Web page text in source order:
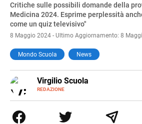
Critiche sulle possibili domande della
Medicina 2024. Esprime perplessità
come un quiz televisivo"
8 Maggio 2024 - Ultimo Aggiornamento: 8
Mondo Scuola News
Virgilio Scuola
REDAZIONE
E-
MAIL
INSTAGRAM
SITI
nell’apprendimento gli studenti